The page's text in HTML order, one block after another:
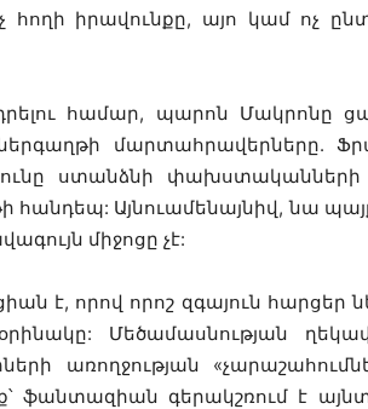
հողի իրավունքը, այո կամ ոչ
համար, պարոն Մակրոնը
մարտահրավերները.
ստանձնի փախստականների
հանդեպ: Այնուամենայնիվ,նա
միջոցը չէ:
է, որով որոշ զգայուն հարցեր
: Մեծամասնության
առողջության «
ֆանտազիան գերակշռում է